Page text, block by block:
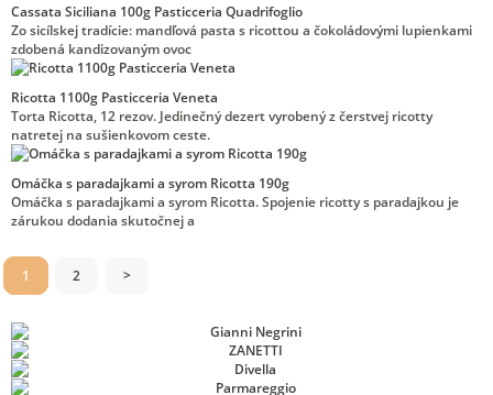
Cassata Siciliana 100g Pasticceria Quadrifoglio
Zo sicílskej tradície: mandľová pasta s ricottou a čokoládovými lupienkami
zdobená kandizovaným ovoc
Ricotta 1100g Pasticceria Veneta
Torta Ricotta, 12 rezov. Jedinečný dezert vyrobený z čerstvej ricotty
natretej na sušienkovom ceste.
Omáčka s paradajkami a syrom Ricotta 190g
Omáčka s paradajkami a syrom Ricotta. Spojenie ricotty s paradajkou je
zárukou dodania skutočnej a
1 2 >